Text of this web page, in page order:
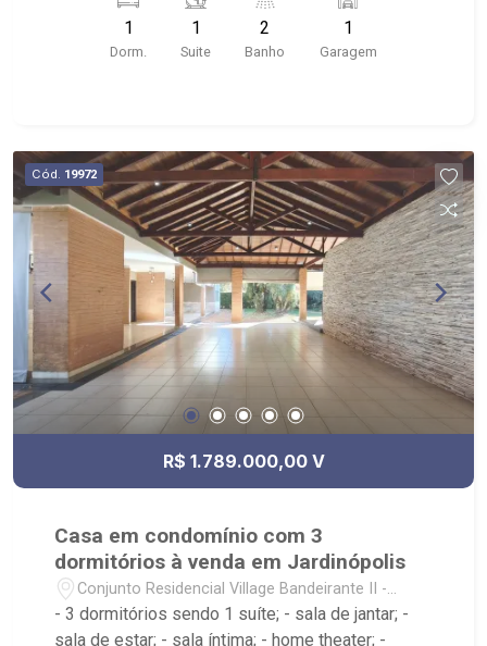
Francisco, Faculdade UNAERP; - Condomínio com
portaria 24h, segurança privativa, Piscina,
Academia e área de Convivência;
1
Dorm.
1
Suite
2
Banho
1
Garagem
Cód. 19972
R$ 1.789.000,00 V
Casa em condomínio com 3
dormitórios à venda em Jardinópolis
Conjunto Residencial Village Bandeirante II -
Jardinópolis/SP
- 3 dormitórios sendo 1 suíte; - sala de jantar; -
sala de estar; - sala íntima; - home theater; -